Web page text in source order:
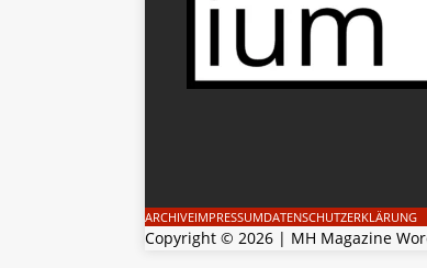
ARCHIVEIMPRESSUMDATENSCHUTZERKLÄRUNG
Copyright © 2026 | MH Magazine